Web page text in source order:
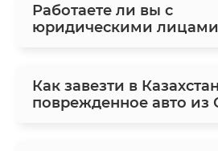
Работаете ли вы с
юридическими
Как завезти в Казахстан
поврежденное авто